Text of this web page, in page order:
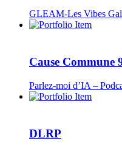
GLEAM-Les Vibes
Cause Commune
Parlez-moi d’IA –
DLRP